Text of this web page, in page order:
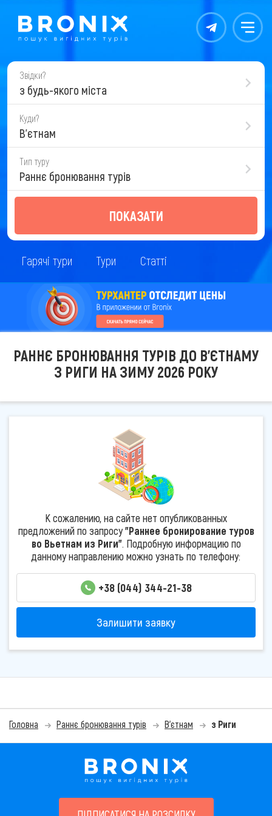
Контакты Меню
Звідки?
з будь-якого міста
Куди?
В'єтнам
Тип туру
Раннє бронювання турів
ПОКАЗАТИ
Гарячі тури Тури Статті
РАННЄ БРОНЮВАННЯ ТУРІВ ДО В'ЄТНАМУ
З РИГИ НА ЗИМУ 2026 РОКУ
К сожалению, на сайте нет опубликованных
предложений по запросу"Раннее бронирование туров
во Вьетнам из Риги". Подробную информацию по
данному направлению можно узнать по телефону:
+38 (044) 344-21-38
Залишити заявку
Головна Раннє бронювання турів В'єтнам з Риги